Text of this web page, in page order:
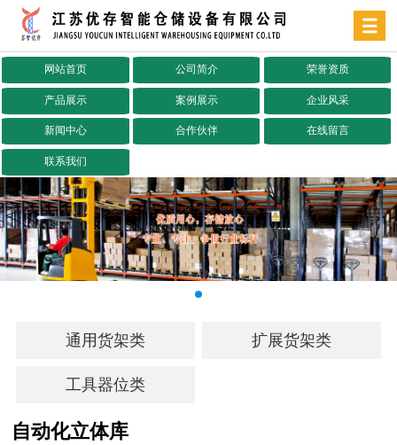
网站首页 公司简介 荣誉资质
产品展示 案例展示 企业风采
新闻中心 合作伙伴 在线留言
联系我们
通用货架类 扩展货架类
工具器位类
自动化立体库